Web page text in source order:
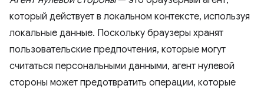
который действует в локальном контексте, используя
локальные данные. Поскольку браузеры хранят
пользовательские предпочтения, которые могут
считаться персональными данными, агент нулевой
стороны может предотвратить операции, которые